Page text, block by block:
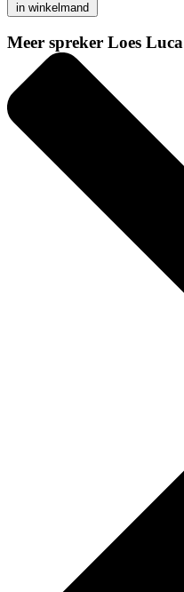
in winkelmand
Meer spreker Loes Luca